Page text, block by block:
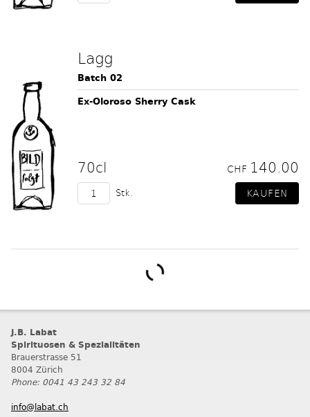
Lagg
Batch 02
Ex-Oloroso Sherry Cask
70cl CHF 140.00
Stk.
J.B. Labat
Spirituosen & Spezialitäten
Brauerstrasse 51
8004 Zürich
Phone: 0041 43 243 32 84
info@labat.ch